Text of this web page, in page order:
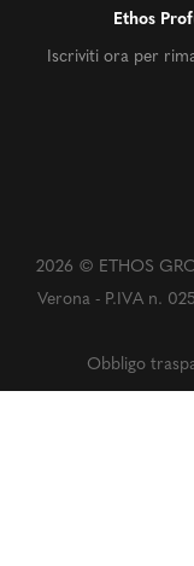
Ethos
Iscriviti ora per
2026 © ETHOS
Verona - P.IVA n.
Obbligo